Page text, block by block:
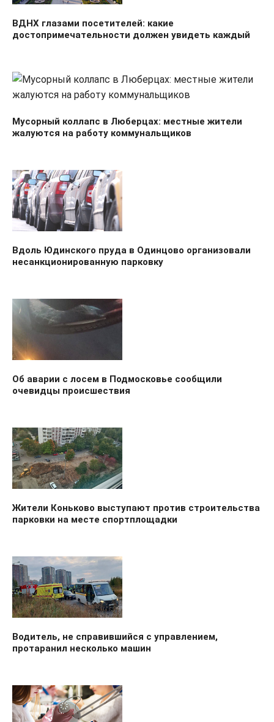
ВДНХ глазами посетителей: какие
достопримечательности должен увидеть каждый
Мусорный коллапс в Люберцах: местные жители
жалуются на работу коммунальщиков
Вдоль Юдинского пруда в Одинцово организовали
несанкционированную парковку
Об аварии с лосем в Подмосковье сообщили
очевидцы происшествия
Жители Коньково выступают против строительства
парковки на месте спортплощадки
Водитель, не справившийся с управлением,
протаранил несколько машин